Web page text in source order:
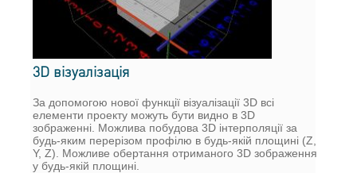
3D візуалізація
За допомогою нової функції візуалізації 3D всі
елементи проекту можуть бути видно в 3D
зображенні. Можлива побудова 3D інтерполяції за
будь-яким перерізом профілю в будь-якій площині (Z,
Y, Z). Можливе обертання отриманого 3D зображення
у будь-якій площині.